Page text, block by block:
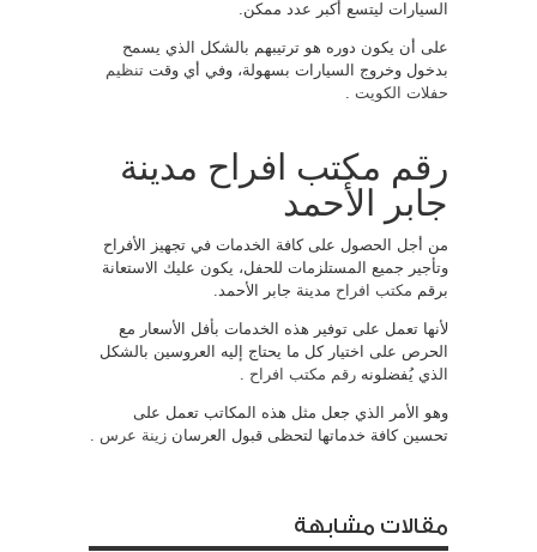
السيارات ليتسع أكبر عدد ممكن.
على أن يكون دوره هو ترتيبهم بالشكل الذي يسمح
بدخول وخروج السيارات بسهولة، وفي أي وقت تنظيم
حفلات الكويت
رقم مكتب افراح مدينة
جابر الأحمد
من أجل الحصول على كافة الخدمات في تجهيز الأفراح
وتأجير جميع المستلزمات للحفل، يكون عليك الاستعانة
برقم مكتب افراح مدينة جابر الأحمد.
لأنها تعمل على توفير هذه الخدمات بأفل الأسعار مع
الحرص على اختيار كل ما يحتاج إليه العروسين بالشكل
الذي يُفضلونه رقم مكتب افراح
وهو الأمر الذي جعل مثل هذه المكاتب تعمل على
تحسين كافة خدماتها لتحظى قبول العرسان زينة عرس
مقالات مشابهة